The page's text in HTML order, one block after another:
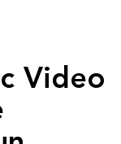
Video